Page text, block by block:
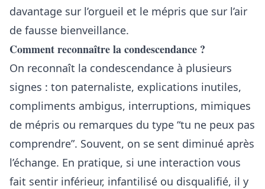
davantage sur l’orgueil et le mépris que sur l’air
de fausse bienveillance.
Comment reconnaître la condescendance ?
On reconnaît la condescendance à plusieurs
signes : ton paternaliste, explications inutiles,
compliments ambigus, interruptions, mimiques
de mépris ou remarques du type “tu ne peux pas
comprendre”. Souvent, on se sent diminué après
l’échange. En pratique, si une interaction vous
fait sentir inférieur, infantilisé ou disqualifié, il y